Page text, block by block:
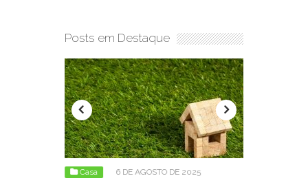
Posts em Destaque
Casa 6 DE AGOSTO DE 2025